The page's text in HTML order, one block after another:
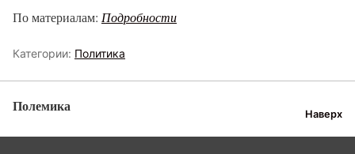
По материалам: Подробности
Категории: Политика
Полемика Наверх